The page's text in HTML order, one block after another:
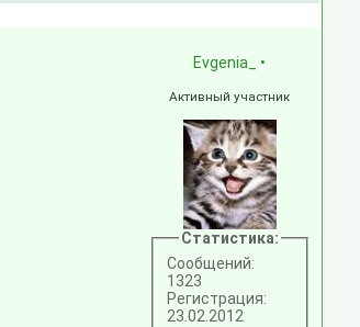
Evgenia_ •
Активный участник
Статистика:
Сообщений:
1323
Регистрация:
23.02.2012